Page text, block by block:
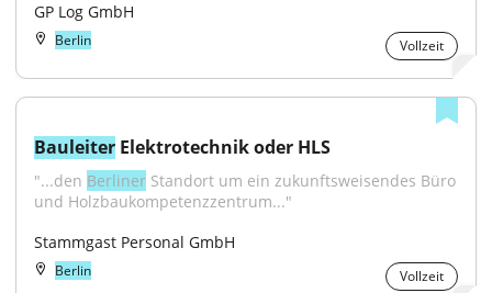
GP Log GmbH
Berlin Vollzeit
Bauleiter Elektrotechnik oder HLS
"...den Berliner Standort um ein zukunftsweisendes Büro
und Holzbaukompetenzzentrum..."
Stammgast Personal GmbH
Berlin Vollzeit